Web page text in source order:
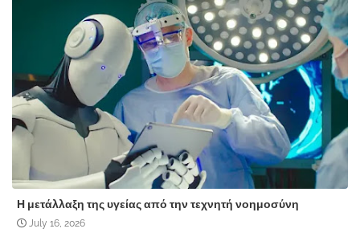
Η μετάλλαξη της υγείας από την τεχνητή νοημοσύνη
July 16, 2026